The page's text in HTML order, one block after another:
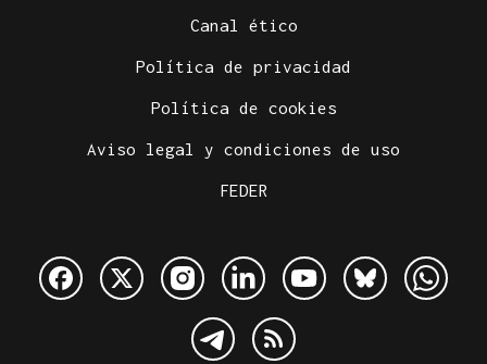
Canal ético
Política de privacidad
Política de cookies
Aviso legal y condiciones de uso
FEDER